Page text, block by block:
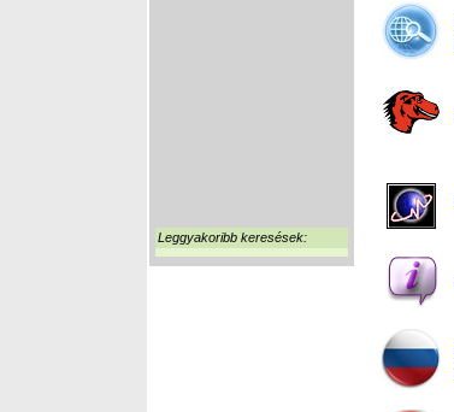
Leggyakoribb keresések: